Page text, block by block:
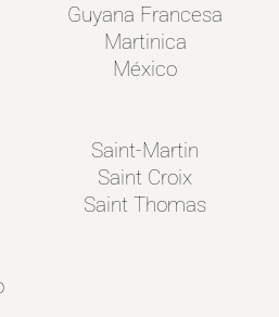
Guyana Francesa
Martinica
México
Saint-Martin
Saint Croix
Saint Thomas